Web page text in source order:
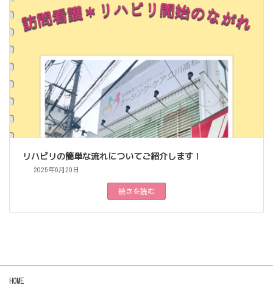
リハビリの簡単な流れについてご紹介します！
2025年6月20日
続きを読む
HOME